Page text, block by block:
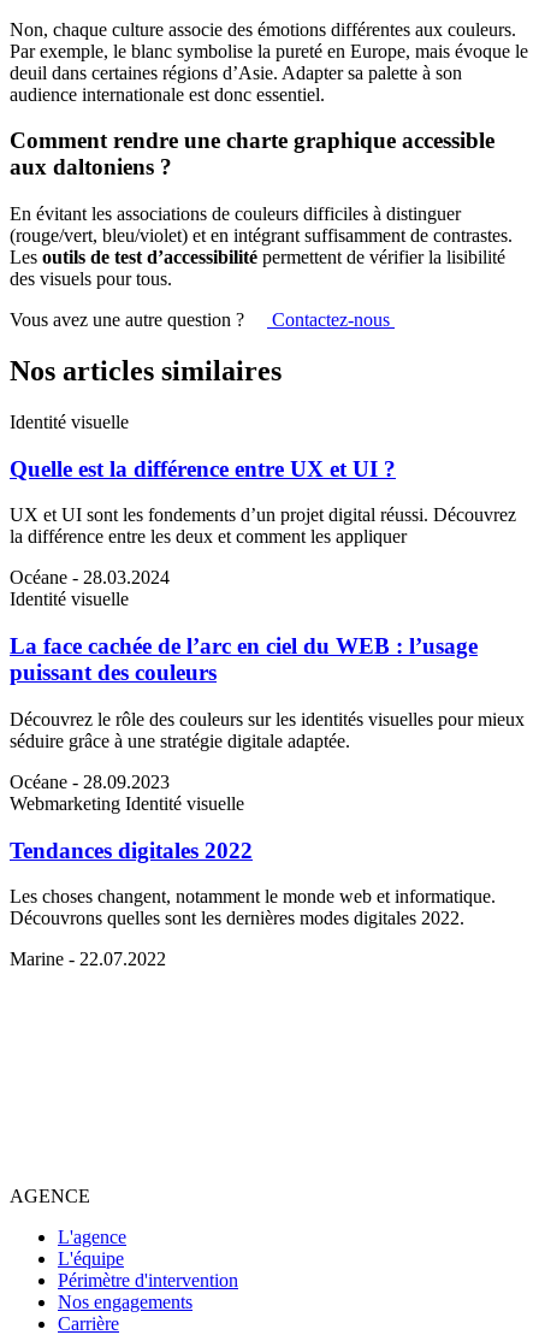
Non, chaque culture associe des émotions différentes aux couleurs.
Par exemple, le blanc symbolise la pureté en Europe, mais évoque le
deuil dans certaines régions d’Asie. Adapter sa palette à son
audience internationale est donc essentiel.
Comment rendre une charte graphique accessible
aux daltoniens ?
En évitant les associations de couleurs difficiles à distinguer
(rouge/vert, bleu/violet) et en intégrant suffisamment de contrastes.
Les outils de test d’accessibilité permettent de vérifier la lisibilité
des visuels pour tous.
Vous avez une autre question ?
Contactez-nous
Nos articles similaires
Identité visuelle
Quelle est la différence entre UX et UI ?
UX et UI sont les fondements d’un projet digital réussi. Découvrez
la différence entre les deux et comment les appliquer
Océane - 28.03.2024
Identité visuelle
La face cachée de l’arc en ciel du WEB : l’usage
puissant des couleurs
Découvrez le rôle des couleurs sur les identités visuelles pour mieux
séduire grâce à une stratégie digitale adaptée.
Océane - 28.09.2023
Webmarketing Identité visuelle
Tendances digitales 2022
Les choses changent, notamment le monde web et informatique.
Découvrons quelles sont les dernières modes digitales 2022.
Marine - 22.07.2022
AGENCE
L'agence
L'équipe
Périmètre d'intervention
Nos engagements
Carrière